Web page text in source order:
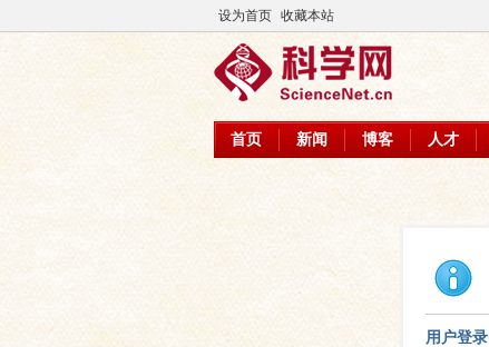
设为首页 收藏本站
首页 新闻 博客 人才
用户登录